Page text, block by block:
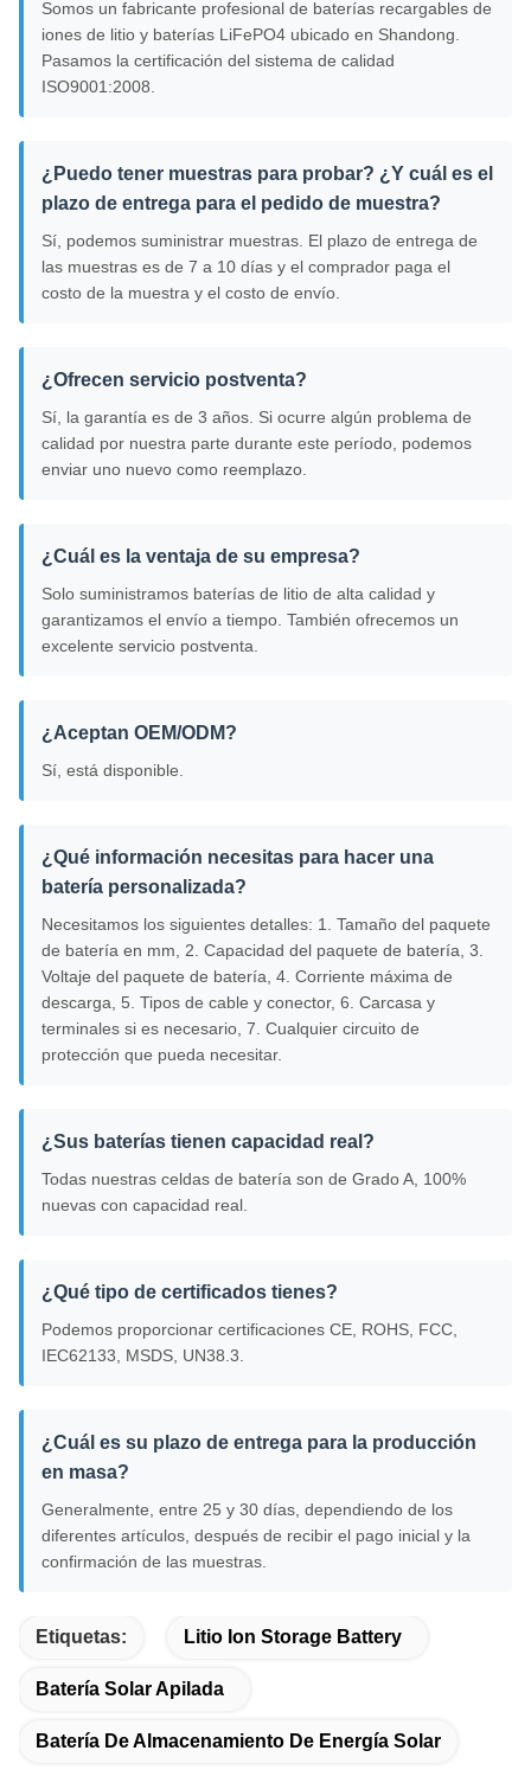
Somos un fabricante profesional de baterías recargables de
iones de litio y baterías LiFePO4 ubicado en Shandong.
Pasamos la certificación del sistema de calidad
ISO9001:2008.
¿Puedo tener muestras para probar? ¿Y cuál es el
plazo de entrega para el pedido de muestra?
Sí, podemos suministrar muestras. El plazo de entrega de
las muestras es de 7 a 10 días y el comprador paga el
costo de la muestra y el costo de envío.
¿Ofrecen servicio postventa?
Sí, la garantía es de 3 años. Si ocurre algún problema de
calidad por nuestra parte durante este período, podemos
enviar uno nuevo como reemplazo.
¿Cuál es la ventaja de su empresa?
Solo suministramos baterías de litio de alta calidad y
garantizamos el envío a tiempo. También ofrecemos un
excelente servicio postventa.
¿Aceptan OEM/ODM?
Sí, está disponible.
¿Qué información necesitas para hacer una
batería personalizada?
Necesitamos los siguientes detalles: 1. Tamaño del paquete
de batería en mm, 2. Capacidad del paquete de batería, 3.
Voltaje del paquete de batería, 4. Corriente máxima de
descarga, 5. Tipos de cable y conector, 6. Carcasa y
terminales si es necesario, 7. Cualquier circuito de
protección que pueda necesitar.
¿Sus baterías tienen capacidad real?
Todas nuestras celdas de batería son de Grado A, 100%
nuevas con capacidad real.
¿Qué tipo de certificados tienes?
Podemos proporcionar certificaciones CE, ROHS, FCC,
IEC62133, MSDS, UN38.3.
¿Cuál es su plazo de entrega para la producción
en masa?
Generalmente, entre 25 y 30 días, dependiendo de los
diferentes artículos, después de recibir el pago inicial y la
confirmación de las muestras.
Etiquetas: Litio Ion Storage Battery
Batería Solar Apilada
Batería De Almacenamiento De Energía Solar